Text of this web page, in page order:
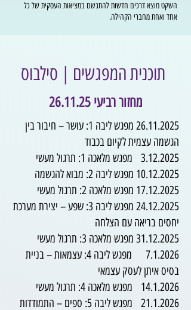
השקט מוצא דרכים חדשות להתגשם במציאות העסקית של כל
אחד ואחת מחברי הקהילה.
תוכנית המפגשים | סילבוס
מחזור רביעי 26.11.25
26.11.2025
מפגש ליבה 1: עושר – חיבור בין
הגשמה עצמית לקיום בכבוד
3.12.2025 מפגש מלאכה 1: תרגול מעשי
10.12.2025 מפגש ליבה 2: מבוא להגשמה
17.12.2025 מפגש מלאכה 2: תרגול מעשי
24.12.2025
מפגש ליבה 3: שפע – יצירת מערכת
יחסים בריאה עם הצלחה
31.12.2025 מפגש מלאכה 3: תרגול מעשי
7.1.2026 מפגש ליבה 4: עצמאות – בניית
בסיס איתן לעסק עצמאי
14.1.2026 מפגש מלאכה 4: תרגול מעשי
21.1.2026
מפגש ליבה 5: ספים – התמודדות